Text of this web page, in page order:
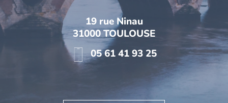
19 rue Ninau
31000 TOULOUSE
05 61 41 93 25